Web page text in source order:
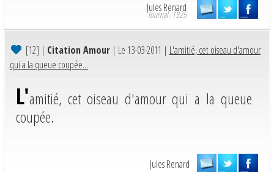
Jules Renard
Journal. 1925
[12] | Citation Amour | Le 13-03-2011 | L'amitié, cet oiseau d'amour
qui a la queue coupée...
L'amitié, cet oiseau d'amour qui a la queue
coupée.
Jules Renard